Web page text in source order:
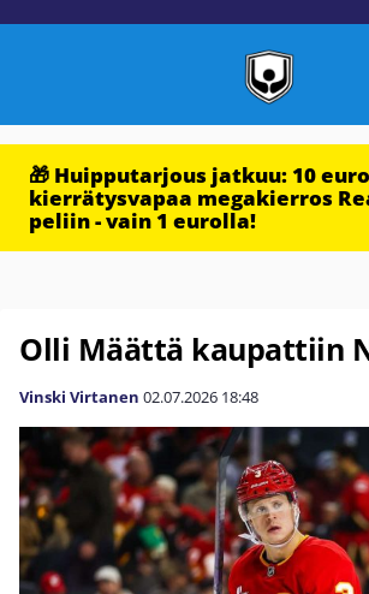
🎁 Huipputarjous jatkuu: 10
kierrätysvapaa megakierros
peliin - vain 1 eurolla!
Olli Määttä kaupattiin
Vinski Virtanen 02.07.2026 18:48